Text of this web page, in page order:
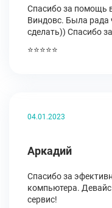
Спасибо за помощь
Виндовс. Была рада
сделать)) Спасибо
⭐⭐⭐⭐⭐
04.01.2023
Аркадий
Спасибо за
компьютера.
сервис!